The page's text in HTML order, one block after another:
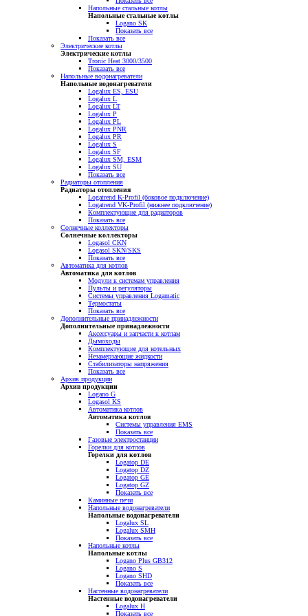
Напольные стальные котлы
Напольные стальные котлы
Logano SK
Показать все
Показать все
Электрические котлы
Электрические котлы
Tronic Heat 3000/3500
Показать все
Напольные водонагреватели
Напольные водонагреватели
Logalux ES, ESU
Logalux L
Logalux LT
Logalux P
Logalux PL
Logalux PNR
Logalux PR
Logalux S
Logalux SF
Logalux SM, ESM
Logalux SU
Показать все
Радиаторы отопления
Радиаторы отопления
Logatrend K-Profil (боковое подключение)
Logatrend VK-Profil (нижнее подключение)
Комплектующие для радиаторов
Показать все
Солнечные коллекторы
Солнечные коллекторы
Logasol CKN
Logasol SKN/SKS
Показать все
Автоматика для котлов
Автоматика для котлов
Модули к системам управления
Пульты и регуляторы
Системы управления Logamatic
Термостаты
Показать все
Дополнительные принадлежности
Дополнительные принадлежности
Аксессуары и запчасти к котлам
Дымоходы
Комплектующие для котельных
Незамерзающие жидкости
Стабилизаторы напряжения
Показать все
Архив продукции
Архив продукции
Logano G
Logasol KS
Автоматика котлов
Автоматика котлов
Системы управления EMS
Показать все
Газовые электростанции
Горелки для котлов
Горелки для котлов
Logatop DE
Logatop DZ
Logatop GE
Logatop GZ
Показать все
Каминные печи
Напольные водонагреватели
Напольные водонагреватели
Logalux SL
Logalux SMH
Показать все
Напольные котлы
Напольные котлы
Logano Plus GB312
Logano S
Logano SHD
Показать все
Настенные водонагреватели
Настенные водонагреватели
Logalux H
Показать все